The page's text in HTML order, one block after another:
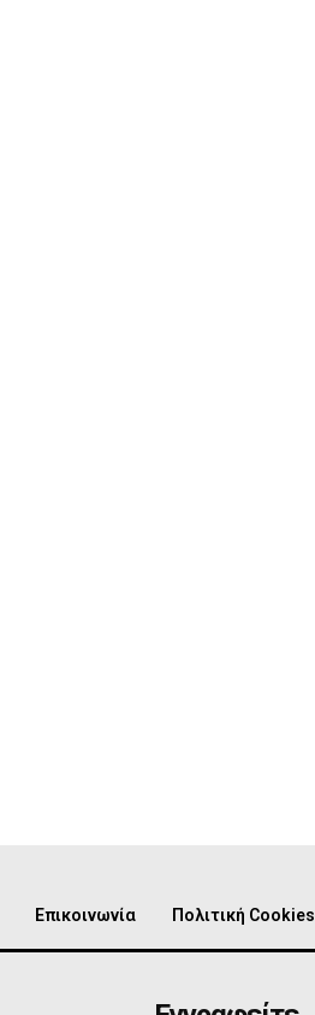
Επικοινωνία Πολιτική Cookies